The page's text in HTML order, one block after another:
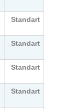
Standart
Standart
Standart
Standart